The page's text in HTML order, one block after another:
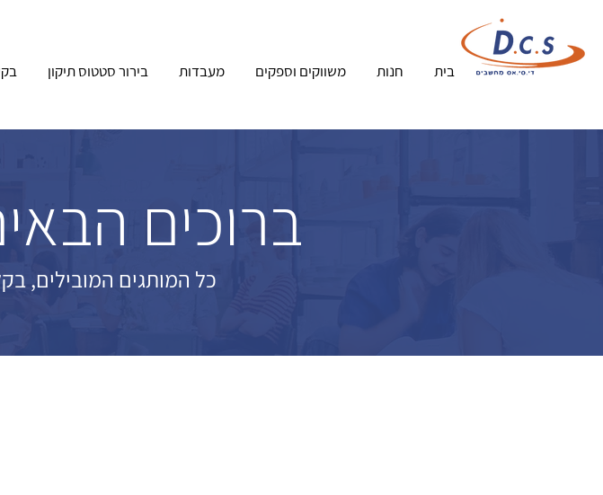
בית חנות משווקים וספקים מעבדות בירור סטטוס תיקון
כל המותגים המובילים,
ברוכים